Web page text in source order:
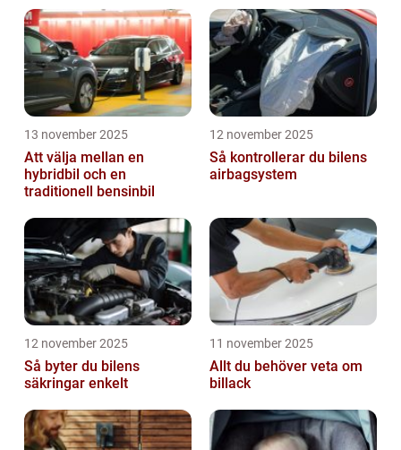
13 november 2025
Att välja mellan en
hybridbil och en
traditionell bensinbil
12 november 2025
Så kontrollerar du bilens
airbagsystem
12 november 2025
Så byter du bilens
säkringar enkelt
11 november 2025
Allt du behöver veta om
billack